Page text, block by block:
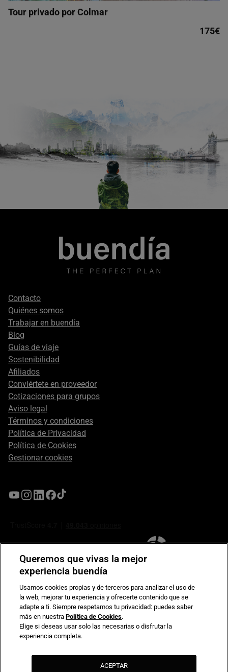
Tour privado por Colmar
175€
Footer
secondary
Contacto
Quiénes somos
Trabajar en buendía
Blog
Guías de viaje
Sostenibilidad
Afiliados
Conviértete en proveedor
Cotizaciones para grupos
Aviso legal
Términos y condiciones
Política de Privacidad
Política de Cookies
Gestionar cookies
Compromiso de seguridad en pagos electrónicos
Queremos que vivas la mejor
experiencia buendía
Usamos cookies propias y de terceros para analizar el uso de
la web, mejorar tu experiencia y ofrecerte contenido que se
adapte a ti. Siempre respetamos tu privacidad: puedes saber
más en nuestraPolítica de Cookies.
Elige si deseas usar solo las necesarias o disfrutar la
experiencia completa.
ACEPTAR